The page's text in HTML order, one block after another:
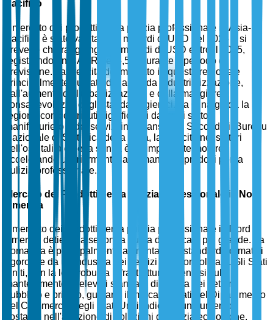
Pacifico
Il mercato dei prodotti per la pulizia professionale in Asia-
Pacifico è stato valutato 10 miliardi di USD nel 2025 e si
prevede che raggiunga 18 miliardi di USD entro il 2035,
registrando un CAGR del 5,5% durante il periodo di
previsione. La crescita del mercato in questa regione è
principalmente guidata dalla rapida industrializzazione,
dall'aumento dell'urbanizzazione e dalla maggiore
consapevolezza degli standard igienici. La Cina guida la
regione con contributi significativi dai suoi settori
manifatturiero e dei servizi in espansione. Secondo il Bureau
Nazionale di Statistica della Cina, la crescita nei settori
dell'ospitalità e della sanità è un importante motore,
accelerando ulteriormente la domanda di prodotti per la
pulizia professionale.
Mercato dei Prodotti per la Pulizia Professionale in Nord
America
Il mercato dei prodotti per la pulizia professionale in Nord
America detiene la seconda quota di mercato più grande. La
domanda è principalmente alimentata da standard normativi
rigorosi e da un'industria dei servizi ben consolidata. Gli Stati
Uniti, con la loro robusta infrastruttura e l'enfasi sul
mantenimento di elevati standard di pulizia nei settori
pubblico e privato, guidano il mercato. I dati del Dipartimento
del Commercio degli Stati Uniti indicano un aumento
costante nell'adozione di soluzioni di pulizia ecologiche,